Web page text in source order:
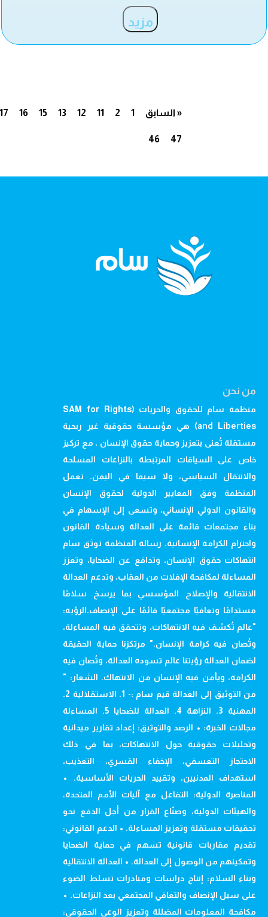
مزيد
« السابق 1
2
11
12
13
15
16
46 47
من نحن
منظمة سام للحقوق والحريات (SAM for Rights
and Liberties) هي مؤسسة حقوقية غير ربحية
مستقلة تُعنى بتعزيز وحماية حقوق الإنسان ، مع تركيز
خاص على السياقات المرتبطة بالنزاعات المسلحة
والانتقال السياسي، ولا سيما في اليمن. تعمل
المنظمة وفق المعايير الدولية لحقوق الإنسان
والقانون الدولي الإنساني، وتسعى إلى الإسهام في
بناء مجتمعات قائمة على العدالة وسيادة القانون
واحترام الكرامة الإنسانية. رسالة المنظمة توثق سام
انتهاكات حقوق الإنسان، وتدافع عن الضحايا، وتعزز
المساءلة لمكافحة الإفلات من العقاب، وتدعم العدالة
الانتقالية والإصلاح المؤسسي بما يرسخ سلامًا
مستدامًا وتعافيًا مجتمعيًا قائمًا على الإنصاف.الرؤية:
"عالم تُكشف فيه الانتهاكات، وتتحقق فيه المساءلة،
وتُصان فيه كرامة الإنسان." مرتكزنا حماية الحقيقة
لضمان العدالة رؤيتنا عالم تسوده العدالة، وتُصان فيه
الكرامة، ويأمن فيه الإنسان من الانتهاك. الشعار: "
من التوثيق إلى العدالة قيم سام :- 1. الاستقلالية 2.
المهنية 3. النزاهة 4. العدالة للضحايا 5. المساءلة
مجالات الخبرة: • الرصد والتوثيق: إعداد تقارير ميدانية
وتحليلات حقوقية حول الانتهاكات، بما في ذلك
الاحتجاز التعسفي، الإخفاء القسري، التعذيب،
استهداف المدنيين، وتقييد الحريات الأساسية. •
المناصرة الدولية: التفاعل مع آليات الأمم المتحدة،
والهيئات الدولية، وصنّاع القرار من أجل الدفع نحو
تحقيقات مستقلة وتعزيز المساءلة. • الدعم القانوني:
تقديم مقاربات قانونية تسهم في حماية الضحايا
وتمكينهم من الوصول إلى العدالة. • العدالة الانتقالية
وبناء السلام: إنتاج دراسات ومبادرات تسلط الضوء
على سبل الإنصاف والتعافي المجتمعي بعد النزاعات. •
مكافحة المعلومات المضللة وتعزيز الوعي الحقوقي: